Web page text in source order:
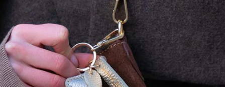
max
rendez vous sur notre site maisonheritage.fr